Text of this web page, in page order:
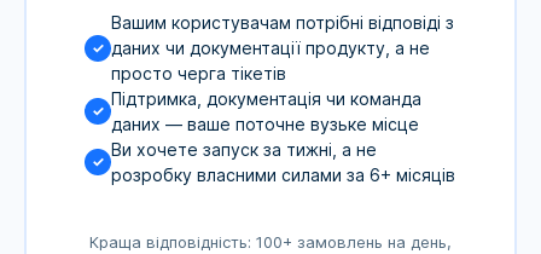
✓
Вашим користувачам потрібні відповіді з
даних чи документації продукту, а не
просто черга тікетів
✓
Підтримка, документація чи команда
даних — ваше поточне вузьке місце
✓
Ви хочете запуск за тижні, а не
розробку власними силами за 6+ місяців
Краща відповідність: 100+ замовлень на день,